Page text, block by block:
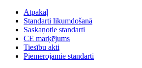
Atpakaļ
Standarti likumdošanā
Saskaņotie standarti
CE marķējums
Tiesību akti
Piemērojamie standarti